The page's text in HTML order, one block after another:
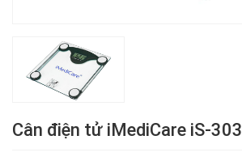
Cân điện tử iMediCare iS-303